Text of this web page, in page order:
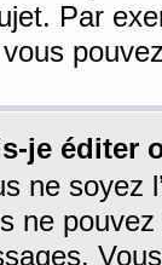
Par
je éditer
ne soyez
ne